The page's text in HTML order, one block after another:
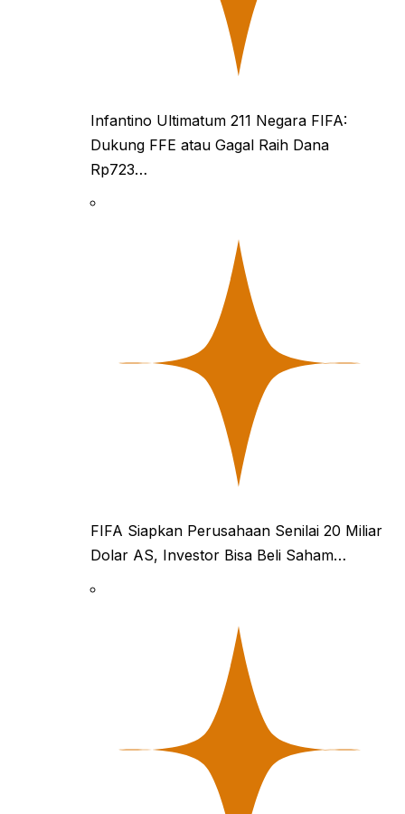
Infantino Ultimatum 211 Negara FIFA:
Dukung FFE atau Gagal Raih Dana
Rp723…
FIFA Siapkan Perusahaan Senilai 20 Miliar
Dolar AS, Investor Bisa Beli Saham…